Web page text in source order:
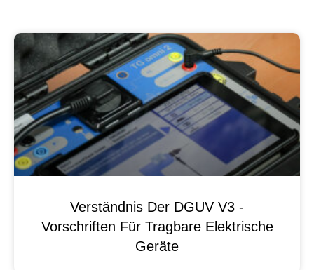
Verständnis Der DGUV V3 -
Vorschriften Für Tragbare Elektrische
Geräte